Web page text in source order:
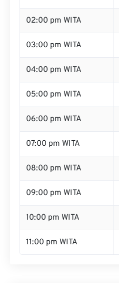
02:00 pm WITA
03:00 pm WITA
04:00 pm WITA
05:00 pm WITA
06:00 pm WITA
07:00 pm WITA
08:00 pm WITA
09:00 pm WITA
10:00 pm WITA
11:00 pm WITA